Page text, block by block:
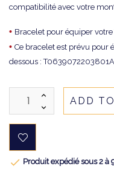
compatibilité avec votre
• Bracelet pour équiper votre
• Ce bracelet est prévu pour
dessous : T0639072203801A
ADD
 Produit expédié sous 2 à